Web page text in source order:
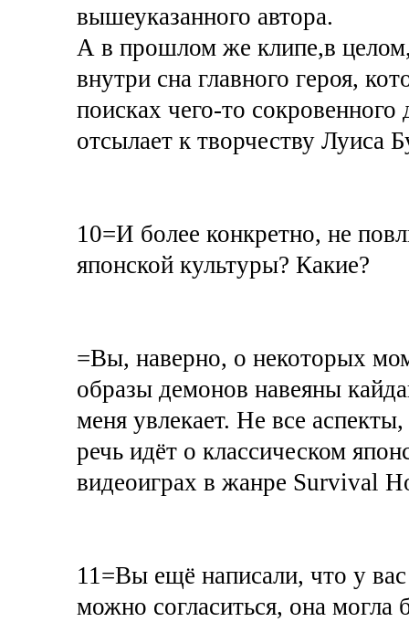
вышеуказанного автора.
А в прошлом же клипе,в
внутри сна главного героя,
поисках чего-то
отсылает к творчеству
10=И более конкретно, не
японской культуры? Какие?
=Вы, наверно, о некоторых
образы демонов навеяны
меня увлекает. Не все
речь идёт о классическом
видеоиграх в жанре Survival
11=Вы ещё написали, что у
можно согласиться, она